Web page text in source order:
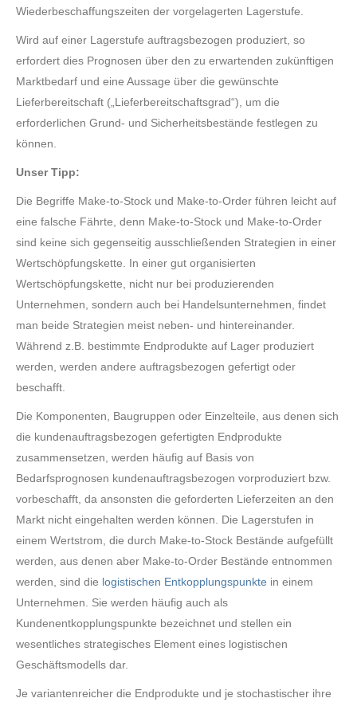
Wiederbeschaffungszeiten der vorgelagerten Lagerstufe.
Wird auf einer Lagerstufe auftragsbezogen produziert, so
erfordert dies Prognosen über den zu erwartenden zukünftigen
Marktbedarf und eine Aussage über die gewünschte
Lieferbereitschaft („Lieferbereitschaftsgrad“), um die
erforderlichen Grund- und Sicherheitsbestände festlegen zu
können.
Unser Tipp:
Die Begriffe Make-to-Stock und Make-to-Order führen leicht auf
eine falsche Fährte, denn Make-to-Stock und Make-to-Order
sind keine sich gegenseitig ausschließenden Strategien in einer
Wertschöpfungskette. In einer gut organisierten
Wertschöpfungskette, nicht nur bei produzierenden
Unternehmen, sondern auch bei Handelsunternehmen, findet
man beide Strategien meist neben- und hintereinander.
Während z.B. bestimmte Endprodukte auf Lager produziert
werden, werden andere auftragsbezogen gefertigt oder
beschafft.
Die Komponenten, Baugruppen oder Einzelteile, aus denen sich
die kundenauftragsbezogen gefertigten Endprodukte
zusammensetzen, werden häufig auf Basis von
Bedarfsprognosen kundenauftragsbezogen vorproduziert bzw.
vorbeschafft, da ansonsten die geforderten Lieferzeiten an den
Markt nicht eingehalten werden können. Die Lagerstufen in
einem Wertstrom, die durch Make-to-Stock Bestände aufgefüllt
werden, aus denen aber Make-to-Order Bestände entnommen
werden, sind die logistischen Entkopplungspunkte in einem
Unternehmen. Sie werden häufig auch als
Kundenentkopplungspunkte bezeichnet und stellen ein
wesentliches strategisches Element eines logistischen
Geschäftsmodells dar.
Je variantenreicher die Endprodukte und je stochastischer ihre